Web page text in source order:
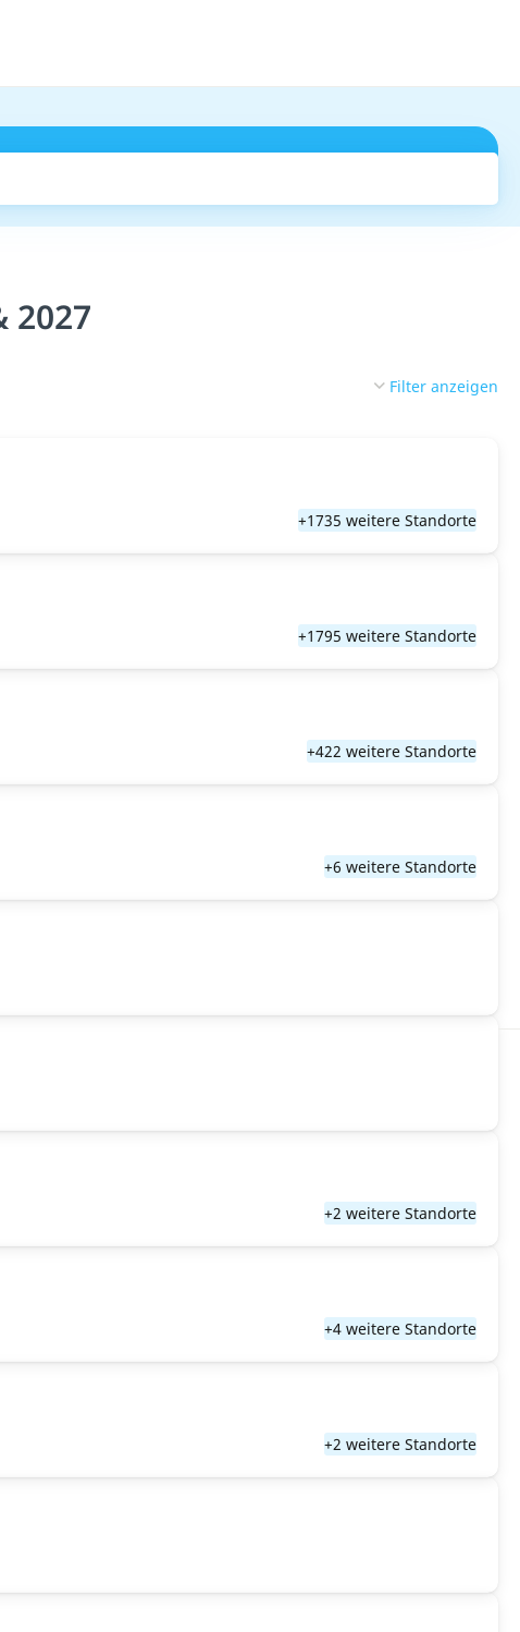
2027
Filter anzeigen
+1735 weitere Standorte
+1795 weitere Standorte
+422 weitere Standorte
+6 weitere Standorte
+2 weitere Standorte
+4 weitere Standorte
+2 weitere Standorte